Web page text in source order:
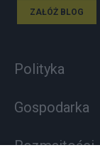
ZAŁÓŻ BLOG
Polityka
Gospodarka
Rozmaitości